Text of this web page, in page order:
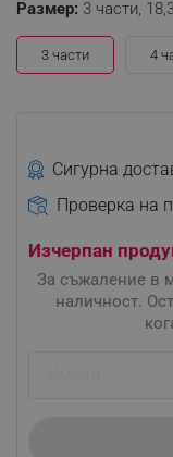
Размер: 3 части,
3 части 4
Сигурна
Проверка на
Изчерпан
За съжаление в
наличност.